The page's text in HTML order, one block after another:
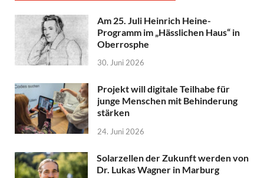
Am 25. Juli Heinrich Heine-
Programm im „Hässlichen Haus“ in
Oberrosphe
30. Juni 2026
Projekt will digitale Teilhabe für
junge Menschen mit Behinderung
stärken
24. Juni 2026
Solarzellen der Zukunft werden von
Dr. Lukas Wagner in Marburg